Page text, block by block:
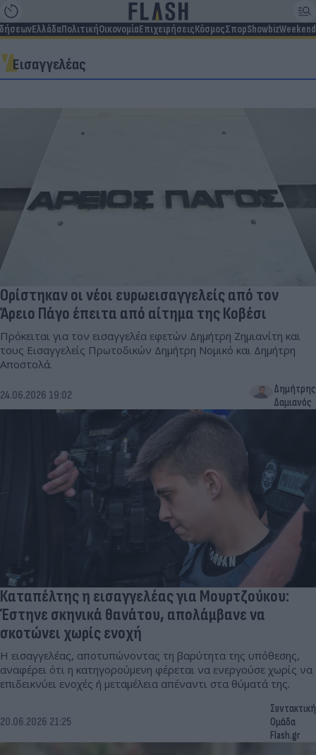
ΕλλάδαΠολιτικήΟικονομίαΕπιχειρήσειςΚόσμοςΣπορShowbizWeekend
Εισαγγελέας
Ορίστηκαν οι νέοι ευρωεισαγγελείς από τον
Άρειο Πάγο έπειτα από αίτημα της Κοβέσι
Πρόκειται για τον εισαγγελέα εφετών Δημήτρη Ζημιανίτη και
τους Εισαγγελείς Πρωτοδικών Δημήτρη Νομικό και Δημήτρη
Αποστολά.
24.06.2026 19:02
Δημήτρης
Δαμιανός
Καταπέλτης η εισαγγελέας για Μουρτζούκου:
Έστηνε σκηνικά θανάτου, απολάμβανε να
σκοτώνει χωρίς ενοχή
Η εισαγγελέας, αποτυπώνοντας τη βαρύτητα της υπόθεσης,
αναφέρει ότι η κατηγορούμενη φέρεται να ενεργούσε χωρίς να
επιδεικνύει ενοχές ή μεταμέλεια απέναντι στα θύματά της.
20.06.2026 21:25
Συντακτική
Ομάδα
Flash.gr